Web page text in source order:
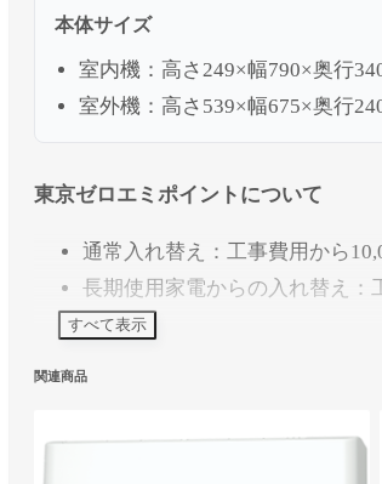
本体サイズ
室内機：高さ249×幅790×奥行
室外機：高さ539×幅675×奥行
東京ゼロエミポイントについて
通常入れ替え：工事費用から
長期使用家電からの入れ替え：
※東京都にお住まいの個人の方が対
えは、商品代金ではなく工事費用か
ます。※長期使用家電からの入れ替
すべて表示
関連商品